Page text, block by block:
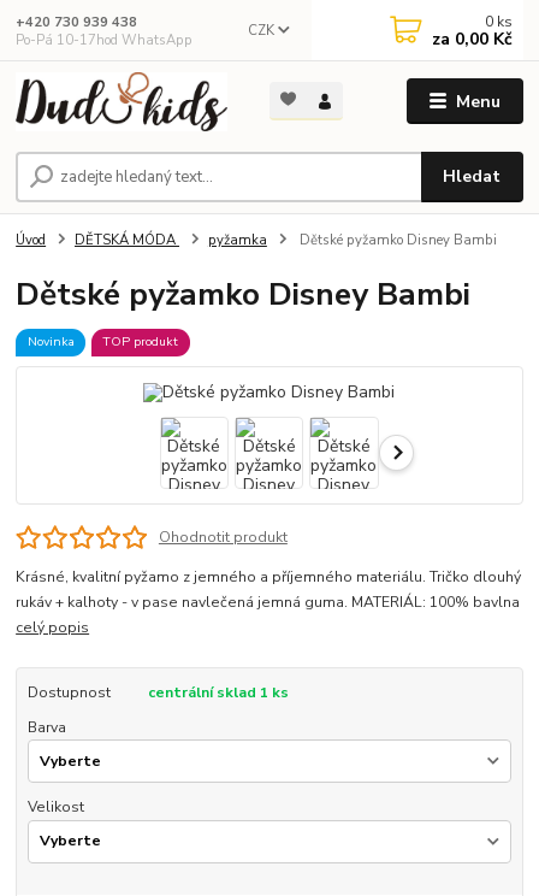
Menu
CZK
Hledat
+420 730 939 438
Po-Pá 10-17hod WhatsApp
0 ks
za 0,00 Kč
Úvod DĚTSKÁ MÓDA pyžamka Dětské pyžamko Disney Bambi
Dětské pyžamko Disney Bambi
Novinka TOP produkt
Ohodnotit produkt
Krásné, kvalitní pyžamo z jemného a příjemného materiálu. Tričko dlouhý
rukáv + kalhoty - v pase navlečená jemná guma. MATERIÁL: 100% bavlna
celý popis
Dostupnost
centrální sklad 1 ks
Barva
Velikost